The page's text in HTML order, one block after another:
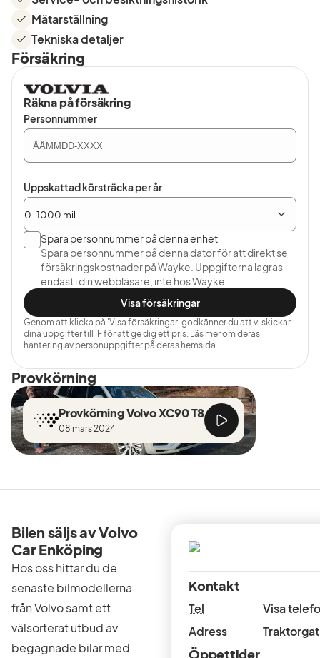
Mätarställning
Tekniska detaljer
Försäkring
Räkna på försäkring
Personnummer
Uppskattad körsträcka per år
Spara personnummer på denna enhet
Spara personnummer på denna dator för att direkt se
försäkringskostnader på Wayke. Uppgifterna lagras
endast i din webbläsare, inte hos Wayke.
Visa försäkringar
Genom att klicka på 'Visa försäkringar' godkänner du att vi skickar
dina uppgifter till IF för att ge dig ett pris. Läs mer om deras
hantering av personuppgifter på deras hemsida.
Provkörning
Provkörning Volvo XC90 T8
08 mars 2024
Bilen säljs av Volvo
Car Enköping
Hos oss hittar du de
senaste bilmodellerna
från Volvo samt ett
välsorterat utbud av
begagnade bilar med
Kontakt
Tel
Visa
Adress
Öppettider